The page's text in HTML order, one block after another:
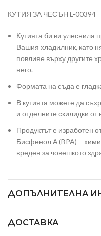
КУТИЯ ЗА ЧЕСЪН L-00394
Кутията би ви улеснила
Вашия хладилник, като
повлияе върху другите
него.
Формата на съда е
В кутията можете да
и отделните скилидки от
Продуктът е изработен
Бисфенол А (BPA) –
вреден за човешкото
ДОПЪЛНИТЕЛНА
ДОСТАВКА